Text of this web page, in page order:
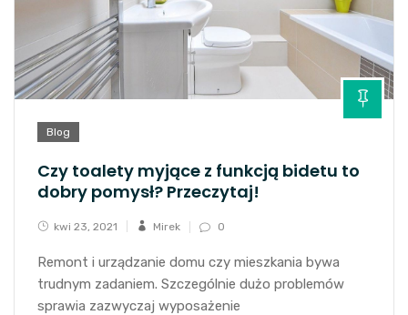
Blog
Czy toalety myjące z funkcją bidetu to
dobry pomysł? Przeczytaj!
kwi 23, 2021 Mirek 0
Remont i urządzanie domu czy mieszkania bywa
trudnym zadaniem. Szczególnie dużo problemów
sprawia zazwyczaj wyposażenie